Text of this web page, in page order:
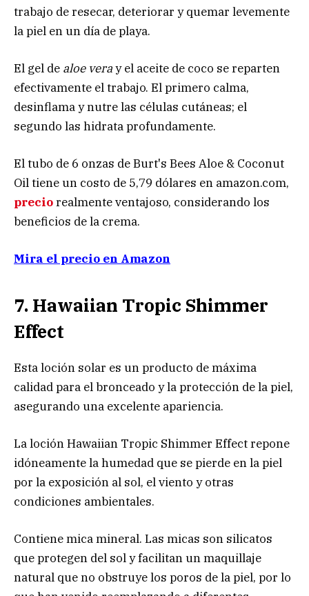
trabajo de resecar, deteriorar y quemar levemente
la piel en un día de playa.
El gel de aloe veray el aceite de coco se reparten
efectivamente el trabajo. El primero calma,
desinflama y nutre las células cutáneas; el
segundo las hidrata profundamente.
El tubo de 6 onzas de Burt's Bees Aloe & Coconut
Oil tiene un costo de 5,79 dólares en amazon.com,
preciorealmente ventajoso, considerando los
beneficios de la crema.
Mira el precio en Amazon
7. Hawaiian Tropic Shimmer
Effect
Esta loción solar es un producto de máxima
calidad para el bronceado y la protección de la piel,
asegurando una excelente apariencia.
La loción Hawaiian Tropic Shimmer Effect repone
idóneamente la humedad que se pierde en la piel
por la exposición al sol, el viento y otras
condiciones ambientales.
Contiene mica mineral. Las micas son silicatos
que protegen del sol y facilitan un maquillaje
natural que no obstruye los poros de la piel, por lo